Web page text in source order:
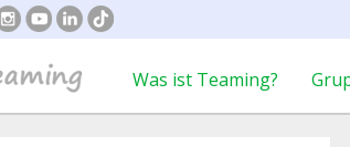
Was ist Teaming?